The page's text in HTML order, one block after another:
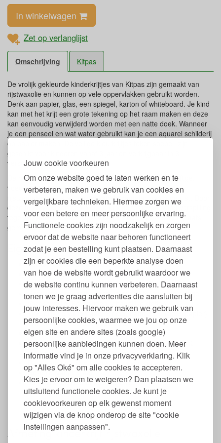
Jouw cookie voorkeuren
Om onze website goed te laten werken en te
verbeteren, maken we gebruik van cookies en
vergelijkbare technieken. Hiermee zorgen we
voor een betere en meer persoonlijke ervaring.
Functionele cookies zijn noodzakelijk en zorgen
ervoor dat de website naar behoren functioneert
zodat je een bestelling kunt plaatsen. Daarnaast
zijn er cookies die een beperkte analyse doen
van hoe de website wordt gebruikt waardoor we
de website continu kunnen verbeteren. Daarnaast
tonen we je graag advertenties die aansluiten bij
jouw interesses. Hiervoor maken we gebruik van
persoonlijke cookies, waarmee we jou op onze
eigen site en andere sites (zoals google)
persoonlijke aanbiedingen kunnen doen. Meer
informatie vind je in onze privacyverklaring. Klik
op "Alles Oké" om alle cookies te accepteren.
Kies je ervoor om te weigeren? Dan plaatsen we
uitsluitend functionele cookies. Je kunt je
cookievoorkeuren op elk gewenst moment
wijzigen via de knop onderop de site "cookie
instellingen aanpassen".
In winkelwagen
Zet op verlanglijst
Omschrijving Kitpas
De vrolijk gekleurde kinderkrijtjes van Kitpas zijn gemaakt van
rijstwaxolie en kunnen op vele oppervlakken gebruikt worden.
Denk aan papier, glas, een spiegel, karton of whiteboard. Je kind
kan met het krijt een grote tekening op het raam maken en deze
kan eenvoudig verwijderd worden met een natte doek. Wanneer
je een penseel en wat water gebruikt kan je een aquarel schilderij
op papier maken. De veilige kleurkrijtjes teken soepel, zijn
geschikt voor kinderen vanaf 3 jaar en verkrijgbaar in 3
verschillende kleuren sets.
De hoge kwaliteit Kitpas krijtjes zijn gemaakt van niet-giftige,
voedselveilige, loodvrije, ftalaatvrije rijstzemelenwas. De
rijstzemelenwas is afkomstig van de zemelen van pure rijst. Door
deze te recyclen en een nieuwe functie te geven wordt verspilling
tegengegaan. De waxkrijtjes worden in een sociale werkplaats
gemaakt.
Eigenschappen krijtjes Kitpas
Set van 6 gekleurde krijtjes
Gemaakt van rijstwaxolie
Met papieren wikkel
Geschikt voor papier, raam, glas, whiteboard en spiegel
Voedselveilig. Bevat geen schadelijke stoffen
Makkelijk verwijderbaar met een natte doek (geen papier)
van ieder niet-poreus oppervalk
Wateroplosbaar
Verpakt in een doosje Verpakt in een doosje van 80%
gerecycled papier en 70% gerecycled PET
Doosje met vrolijke tekening van kunstenaars
Geschikt vanaf 3 jaar
Verschillende kleurensets beschikbaar:
Primary
Pastel
Nature
Afmeting kinderkrijt rijstwaxolie